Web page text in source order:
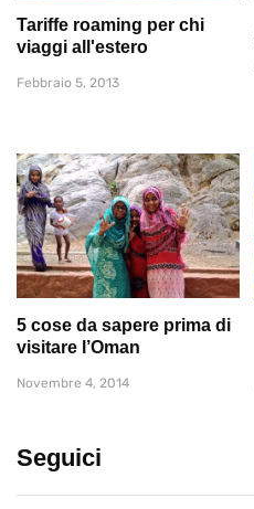
Tariffe roaming per chi
viaggi all'estero
Febbraio 5, 2013
5 cose da sapere prima di
visitare l’Oman
Novembre 4, 2014
Seguici